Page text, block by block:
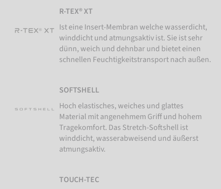
R-TEX® XT
Ist eine Insert-Membran welche wasserdicht,
winddicht und atmungsaktiv ist. Sie ist sehr
dünn, weich und dehnbar und bietet einen
schnellen Feuchtigkeitstransport nach außen.
SOFTSHELL
Hoch elastisches, weiches und glattes
Material mit angenehmem Griff und hohem
Tragekomfort. Das Stretch-Softshell ist
winddicht, wasserabweisend und äußerst
atmungsaktiv.
TOUCH-TEC